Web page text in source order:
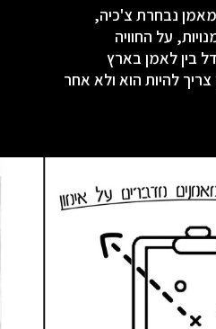
מאמן נבחרת צ'כיה,
על החוויה
בין לאמן בארץ
להיות הוא ולא אחר